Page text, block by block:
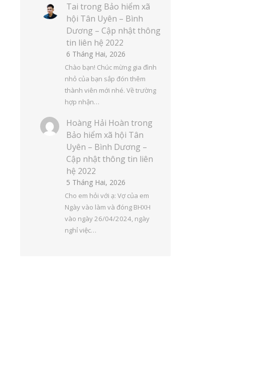
Tai trong Bảo hiểm xã
hội Tân Uyên – Bình
Dương – Cập nhật thông
tin liên hệ 2022
6 Tháng Hai, 2026
Chào bạn! Chúc mừng gia đình
nhỏ của bạn sắp đón thêm
thành viên mới nhé. Về trường
hợp nhận…
Hoàng Hải Hoàn trong
Bảo hiểm xã hội Tân
Uyên – Bình Dương –
Cập nhật thông tin liên
hệ 2022
5 Tháng Hai, 2026
Cho em hỏi với ạ: Vợ của em
Ngày vào làm và đóng BHXH
vào ngày 26/04/2024, ngày
nghỉ việc…